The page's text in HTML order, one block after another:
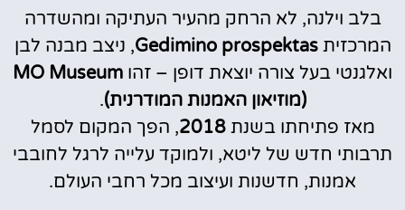
בלב וילנה, לא הרחק מהעיר העתיקה ומהשדרה
המרכזיתGedimino prospektas, ניצב מבנה לבן
ואלגנטי בעל צורה יוצאת דופן – זהו MO Museum
(מוזיאון האמנות המודרנית).
מאז פתיחתו בשנת2018, הפך המקום לסמל
תרבותי חדש של ליטא, ולמוקד עלייה לרגל לחובבי
אמנות, חדשנות ועיצוב מכל רחבי העולם.